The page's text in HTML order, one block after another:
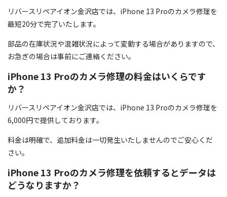
リバースリペアイオン金沢店では、iPhone 13 Proのカメラ修理を
最短20分で完了いたします。
部品の在庫状況や混雑状況によって変動する場合がありますので、
お急ぎの場合は事前にご連絡ください。
iPhone 13 Proのカメラ修理の料金はいくらです
か？
リバースリペアイオン金沢店では、iPhone 13 Proのカメラ修理を
6,000円で提供しております。
料金は明確で、追加料金は一切発生いたしませんのでご安心くだ
さい。
iPhone 13 Proのカメラ修理を依頼するとデータは
どうなりますか？